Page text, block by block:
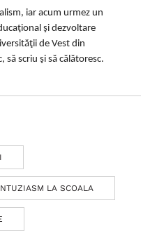
iar acum urmez un
şi dezvoltare
de Vest din
să scriu şi să călătoresc.
LA SCOALA